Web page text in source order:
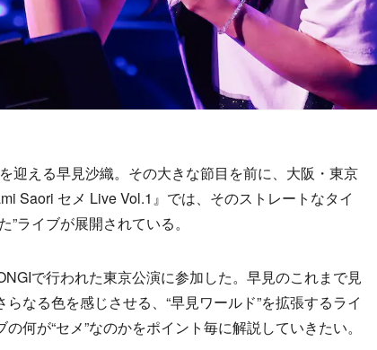
迎える早見沙織。その大きな節目を前に、大阪・東京
Saori セメ Live Vol.1』では、そのストレートなタイ
”ライブが展開されている。
で行われた東京公演に参加した。早見のこれまで見
なる色を感じさせる、“早見ワールド”を拡張するライ
何が“セメ”なのかをポイント毎に解説していきたい。